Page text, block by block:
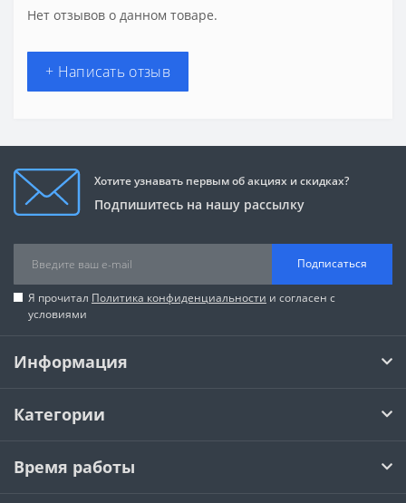
Нет отзывов о данном товаре.
+ Написать отзыв
Хотите узнавать первым об акциях и скидках?
Подпишитесь на нашу рассылку
Подписаться
Я прочитал Политика конфиденциальности и согласен с
условиями
Информация
Категории
Время работы